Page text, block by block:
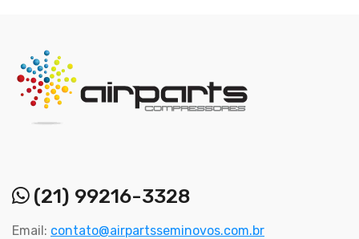
(21) 99216-3328
Email: contato@airpartsseminovos.com.br